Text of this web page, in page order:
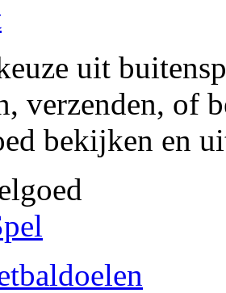
uit
verzenden, of
bekijken en